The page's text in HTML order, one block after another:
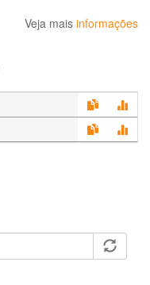
Veja mais informações